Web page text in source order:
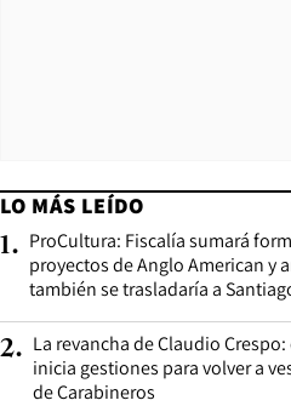
LO MÁS LEÍDO
1. ProCultura: Fiscalía sumará
proyectos de Anglo American y
también se trasladaría a
2. La revancha de Claudio
inicia gestiones para volver a
de Carabineros